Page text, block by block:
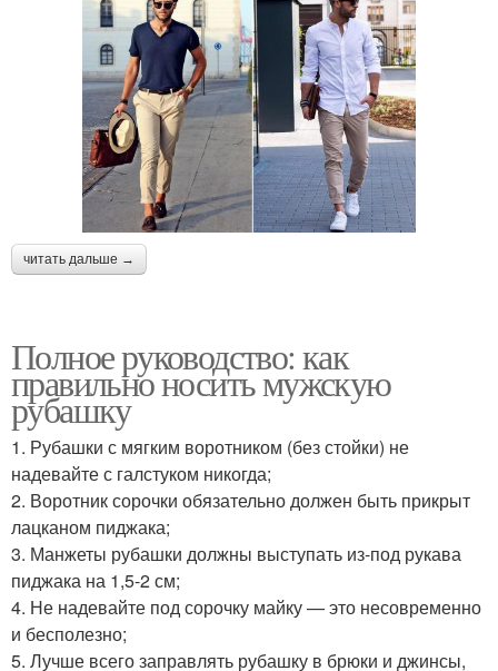
читать дальше →
Полное руководство: как
правильно носить мужскую
рубашку
1. Рубашки с мягким воротником (без стойки) не
надевайте с галстуком никогда;
2. Воротник сорочки обязательно должен быть прикрыт
лацканом пиджака;
3. Манжеты рубашки должны выступать из-под рукава
пиджака на 1,5-2 см;
4. Не надевайте под сорочку майку — это несовременно
и бесполезно;
5. Лучше всего заправлять рубашку в брюки и джинсы,